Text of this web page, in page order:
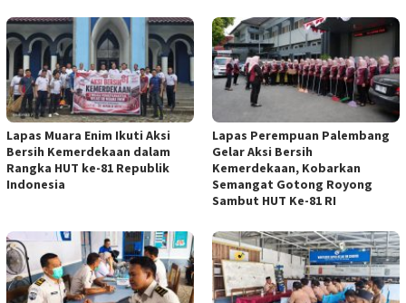
Lapas Muara Enim Ikuti Aksi
Bersih Kemerdekaan dalam
Rangka HUT ke-81 Republik
Indonesia
Lapas Perempuan Palembang
Gelar Aksi Bersih
Kemerdekaan, Kobarkan
Semangat Gotong Royong
Sambut HUT Ke-81 RI